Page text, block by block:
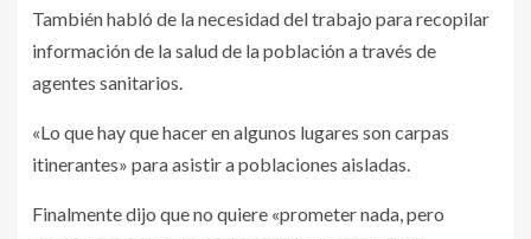
También habló de la necesidad del trabajo para recopilar
información de la salud de la población a través de
agentes sanitarios.
«Lo que hay que hacer en algunos lugares son carpas
itinerantes» para asistir a poblaciones aisladas.
Finalmente dijo que no quiere «prometer nada, pero